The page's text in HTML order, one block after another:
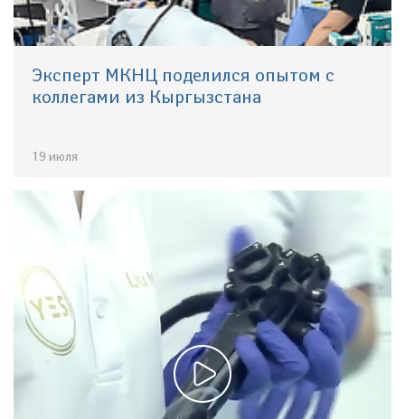
Эксперт МКНЦ поделился опытом с
коллегами из Кыргызстана
19 июля